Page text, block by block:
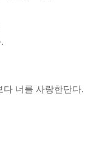
다 너를 사랑한단다.